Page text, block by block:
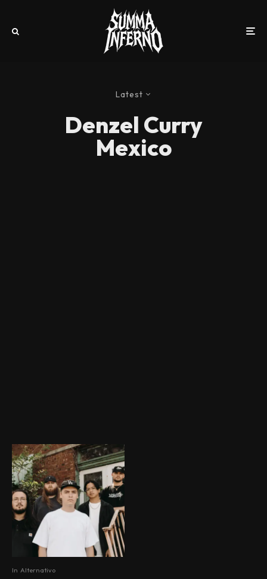
Latest
Denzel Curry
Mexico
In Alternativo